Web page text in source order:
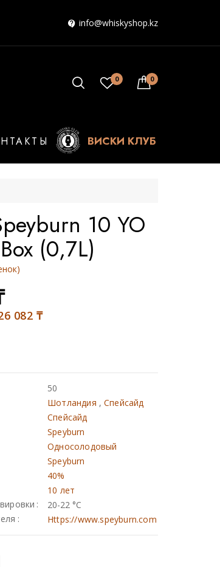
info@whiskyshop.kz
0 0
ВИСКИ КЛУБ
10 YO
(0,7L)
082 ₸
50
Шотландия , Спейсайд
Спейсайд
Speyburn
Односолодовый
Speyburn
40%
10 лет
20-22 °С
Https://www.speyburn.com